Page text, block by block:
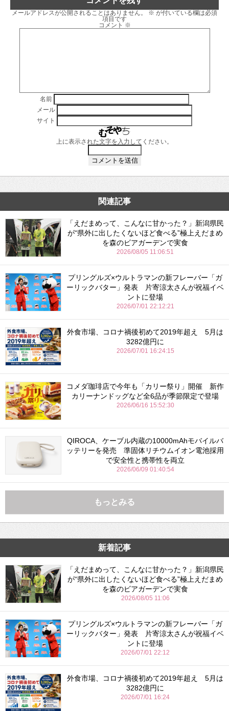
メールアドレスが公開されることはありません。 ※ が付いている欄は必須
項目です
コメント ※
名前
メール
サイト
上に表示された文字を入力してください。
関連記事
「えだまめって、こんなに甘かった？」新潟県民
が“県外に出したくないほど食べる”極上えだまめ
を森のビアガーデンで実食
2026/08/05 11:06:51
プリングルズ×ウルトラマンの新フレーバー「ガ
ーリックバター」発表 片寄涼太さんが祝福イベ
ントに登場
2026/07/01 22:12:21
外食市場、コロナ禍後初めて2019年超え 5月は
3282億円に
2026/07/01 16:24:15
コメダ珈琲店で今年も「カリー祭り」開催 新作
カリーナンドッグなど全6品が季節限定で登場
2026/06/16 15:52:30
QIROCA、ケーブル内蔵の10000mAhモバイルバ
ッテリーを発売 準固体リチウムイオン電池採用
で安全性と携帯性を両立
2026/06/09 01:40:54
もっとみる
新着記事
「えだまめって、こんなに甘かった？」新潟県民
が“県外に出したくないほど食べる”極上えだまめ
を森のビアガーデンで実食
2026/08/05 11:06
プリングルズ×ウルトラマンの新フレーバー「ガ
ーリックバター」発表 片寄涼太さんが祝福イベ
ントに登場
2026/07/01 22:12
外食市場、コロナ禍後初めて2019年超え 5月は
3282億円に
2026/07/01 16:24